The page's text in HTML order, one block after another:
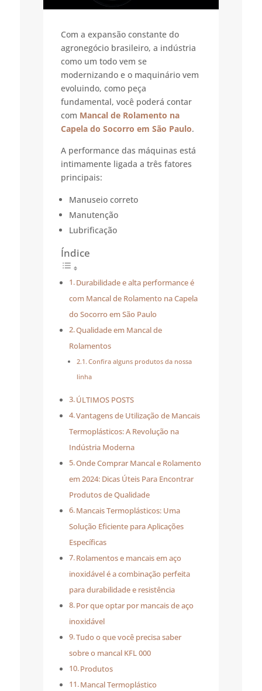
Com a expansão constante do
agronegócio brasileiro, a indústria
como um todo vem se
modernizando e o maquinário vem
evoluindo, como peça
fundamental, você poderá contar
com Mancal de Rolamento na
Capela do Socorro em São Paulo.
A performance das máquinas está
intimamente ligada a três fatores
principais:
Manuseio correto
Manutenção
Lubrificação
Índice
Durabilidade e alta performance é
com Mancal de Rolamento na Capela
do Socorro em São Paulo
Qualidade em Mancal de
Rolamentos
Confira alguns produtos da nossa
linha
ÚLTIMOS POSTS
Vantagens de Utilização de Mancais
Termoplásticos: A Revolução na
Indústria Moderna
Onde Comprar Mancal e Rolamento
em 2024: Dicas Úteis Para Encontrar
Produtos de Qualidade
Mancais Termoplásticos: Uma
Solução Eficiente para Aplicações
Específicas
Rolamentos e mancais em aço
inoxidável é a combinação perfeita
para durabilidade e resistência
Por que optar por mancais de aço
inoxidável
Tudo o que você precisa saber
sobre o mancal KFL 000
Produtos
Mancal Termoplástico